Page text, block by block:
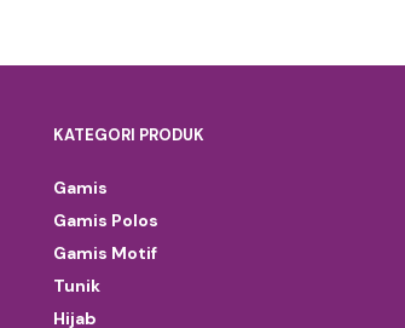
KATEGORI PRODUK
Gamis
Gamis Polos
Gamis Motif
Tunik
Hijab